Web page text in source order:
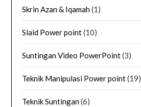
Skrin Azan & Iqamah(1)
Slaid Power point(10)
Suntingan Video PowerPoint(3)
Teknik Manipulasi Power point(19)
Teknik Suntingan(6)